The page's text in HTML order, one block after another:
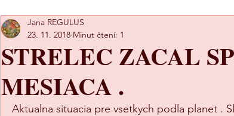
ASTROLOGIA, HOROSKOPY
Untitled Category
STRELEC ZACAL
MESIACA .
Jana REGULUS
23. 11. 2018 Minut čtení: 1
Aktualna situacia pre vsetkych podla planet .